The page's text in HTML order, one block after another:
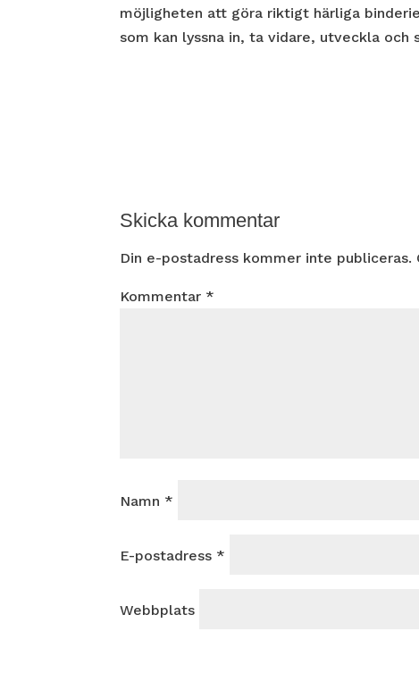
möjligheten att göra riktigt härliga
som kan lyssna in, ta vidare, utveckla
Skicka kommentar
Din e-postadress kommer inte publiceras.
Kommentar *
Namn *
E-postadress *
Webbplats